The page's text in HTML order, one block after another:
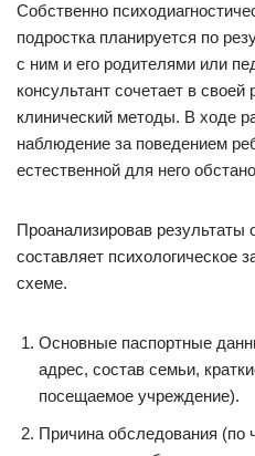
Собственно
подростка планируется по
с ним и его родителями или
консультант сочетает в своей
клинический методы. В ходе
наблюдение за поведением
естественной для него
Проанализировав результаты
составляет психологическое
схеме.
Основные паспортные
адрес, состав семьи,
посещаемое учреждение).
Причина обследования (по